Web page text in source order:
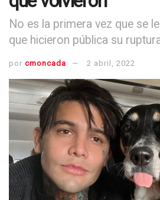
No es la primera vez que se
que hicieron pública su
por cmoncada 2 abril, 2022